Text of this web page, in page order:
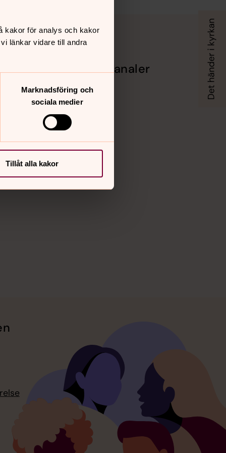
kakor för analys och kakor
länkar vidare till andra
Marknadsföring och
sociala medier
Tillåt alla kakor
Sociala kanaler
Facebook
Instagram